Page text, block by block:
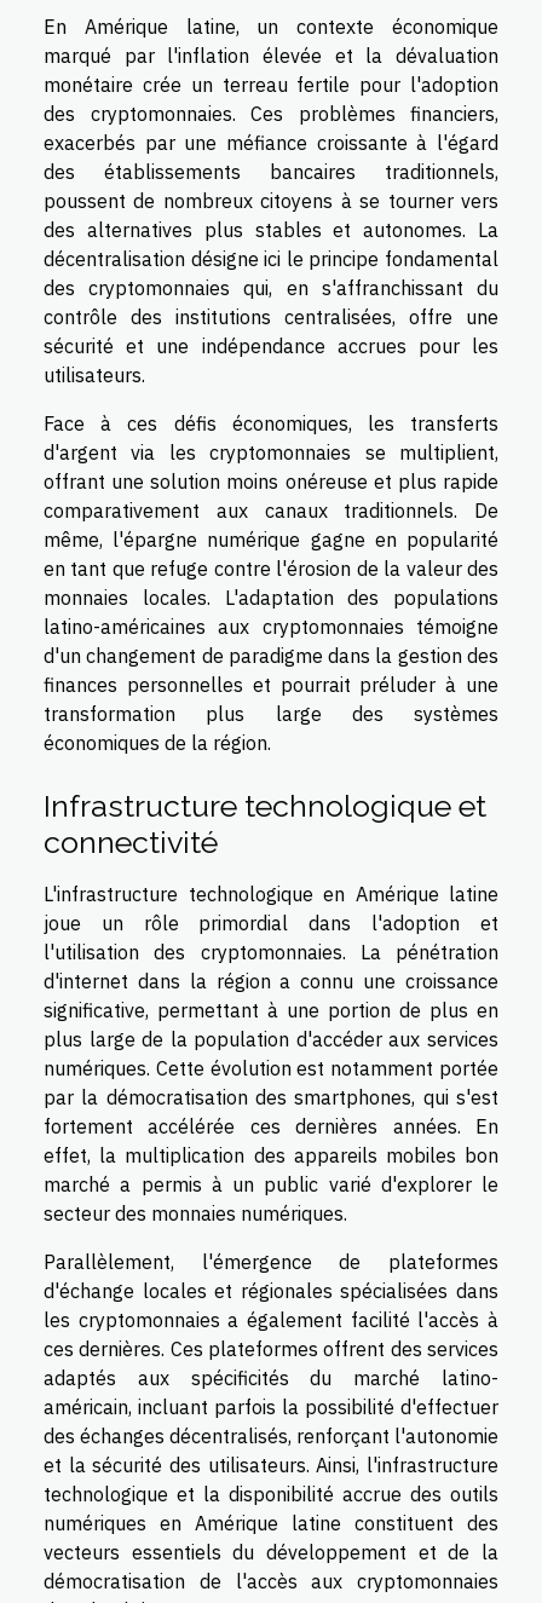
En Amérique latine, un contexte économique
marqué par l'inflation élevée et la dévaluation
monétaire crée un terreau fertile pour l'adoption
des cryptomonnaies. Ces problèmes financiers,
exacerbés par une méfiance croissante à l'égard
des établissements bancaires traditionnels,
poussent de nombreux citoyens à se tourner vers
des alternatives plus stables et autonomes. La
décentralisation désigne ici le principe fondamental
des cryptomonnaies qui, en s'affranchissant du
contrôle des institutions centralisées, offre une
sécurité et une indépendance accrues pour les
utilisateurs.
Face à ces défis économiques, les transferts
d'argent via les cryptomonnaies se multiplient,
offrant une solution moins onéreuse et plus rapide
comparativement aux canaux traditionnels. De
même, l'épargne numérique gagne en popularité
en tant que refuge contre l'érosion de la valeur des
monnaies locales. L'adaptation des populations
latino-américaines aux cryptomonnaies témoigne
d'un changement de paradigme dans la gestion des
finances personnelles et pourrait préluder à une
transformation plus large des systèmes
économiques de la région.
Infrastructure technologique et
connectivité
L'infrastructure technologique en Amérique latine
joue un rôle primordial dans l'adoption et
l'utilisation des cryptomonnaies. La pénétration
d'internet dans la région a connu une croissance
significative, permettant à une portion de plus en
plus large de la population d'accéder aux services
numériques. Cette évolution est notamment portée
par la démocratisation des smartphones, qui s'est
fortement accélérée ces dernières années. En
effet, la multiplication des appareils mobiles bon
marché a permis à un public varié d'explorer le
secteur des monnaies numériques.
Parallèlement, l'émergence de plateformes
d'échange locales et régionales spécialisées dans
les cryptomonnaies a également facilité l'accès à
ces dernières. Ces plateformes offrent des services
adaptés aux spécificités du marché latino-
américain, incluant parfois la possibilité d'effectuer
des échanges décentralisés, renforçant l'autonomie
et la sécurité des utilisateurs. Ainsi, l'infrastructure
technologique et la disponibilité accrue des outils
numériques en Amérique latine constituent des
vecteurs essentiels du développement et de la
démocratisation de l'accès aux cryptomonnaies